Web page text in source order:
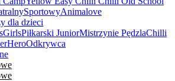
SportowyAnimalove
dla dzieci
GirlsPiłkarski JuniorMistrzynie PędzlaChilli
Odkrywca